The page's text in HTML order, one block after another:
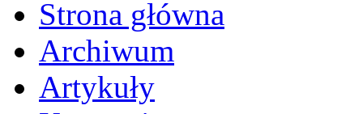
Strona główna
Archiwum
Artykuły